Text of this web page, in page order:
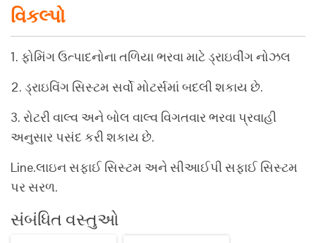
વિકલ્પો
1. ફોમિંગ ઉત્પાદનોના તળિયા ભરવા માટે ડ્રાઇવીંગ નોઝલ
2. ડ્રાઇવિંગ સિસ્ટમ સર્વો મોટર્સમાં બદલી શકાય છે.
3. રોટરી વાલ્વ અને બોલ વાલ્વ વિગતવાર ભરવા પ્રવાહી
અનુસાર પસંદ કરી શકાય છે.
Line.લાઇન સફાઈ સિસ્ટમ અને સીઆઈપી સફાઈ સિસ્ટમ
પર સરળ.
સંબંધિત વસ્તુઓ